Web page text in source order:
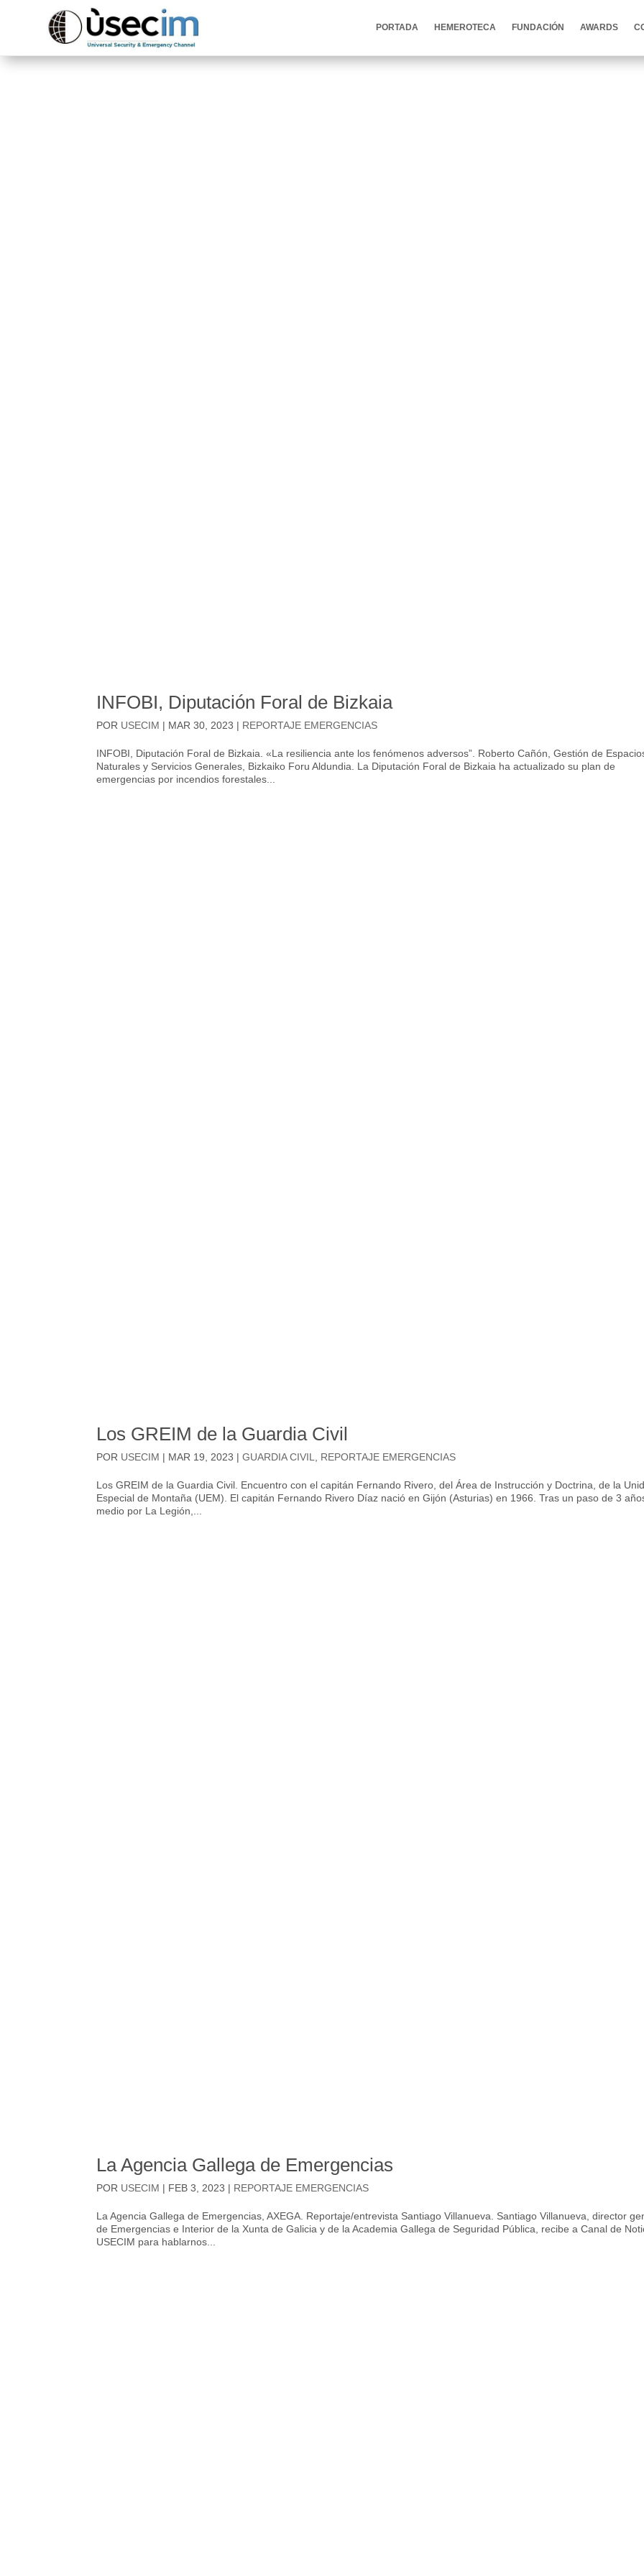
PORTADA HEMEROTECA FUNDACIÓN AWARDS
INFOBI, Diputación Foral de Bizkaia
POR USECIM | MAR 30, 2023 | REPORTAJE EMERGENCIAS
INFOBI, Diputación Foral de Bizkaia. «La resiliencia ante los fenómenos adversos”. Roberto Cañón, Gestión de
Naturales y Servicios Generales, Bizkaiko Foru Aldundia. La Diputación Foral de Bizkaia ha actualizado su plan de
emergencias por incendios forestales...
Los GREIM de la Guardia Civil
POR USECIM | MAR 19, 2023 |GUARDIA CIVIL REPORTAJE EMERGENCIAS
Los GREIM de la Guardia Civil. Encuentro con el capitán Fernando Rivero, del Área de Instrucción y Doctrina, de la
Especial de Montaña (UEM). El capitán Fernando Rivero Díaz nació en Gijón (Asturias) en 1966. Tras un paso de 3
medio por La Legión,...
La Agencia Gallega de Emergencias
POR USECIM | FEB 3, 2023 | REPORTAJE EMERGENCIAS
La Agencia Gallega de Emergencias, AXEGA. Reportaje/entrevista Santiago Villanueva. Santiago Villanueva, director
de Emergencias e Interior de la Xunta de Galicia y de la Academia Gallega de Seguridad Pública, recibe a Canal de
USECIM para hablarnos...